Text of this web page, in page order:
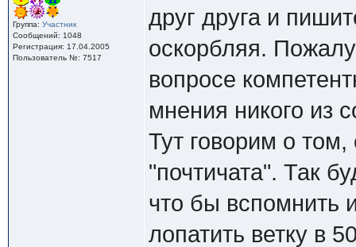
Группа: Участник
Сообщений: 1048
Регистрация: 17.04.2005
Пользователь №: 7517
друг друга и
оскорбляя.
вопросе
мнения никого из
Тут говорим о
"почтичата". Так
что бы вспомнить
лопатить ветку в